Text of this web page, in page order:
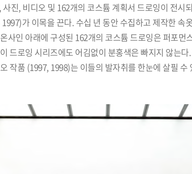
진, 비디오 및 162개의 코스튬 계획서 드로잉이 전시
가 이목을 끈다. 수십 년 동안 수집하고 제작한 속
사인 아래에 구성된 162개의 코스튬 드로잉은 퍼포먼
드로잉 시리즈에도 어김없이 분홍색은 빠지지 않는
작품 (1997, 1998)는 이들의 발자취를 한눈에 살필 수